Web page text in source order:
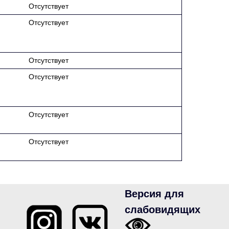
Отсутствует
Отсутствует
Отсутствует
Отсутствует
Отсутствует
Отсутствует
Версия для
слабовидящих